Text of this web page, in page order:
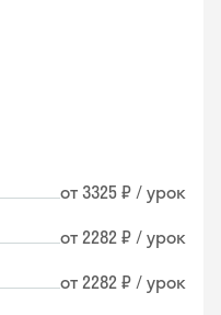
от 3325 ₽ / урок
от 2282 ₽ / урок
от 2282 ₽ / урок